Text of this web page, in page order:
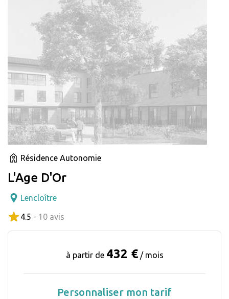
Résidence Autonomie
L'Age D'Or
Lencloître
4.5 - 10 avis
à partir de 432 € / mois
Personnaliser mon tarif